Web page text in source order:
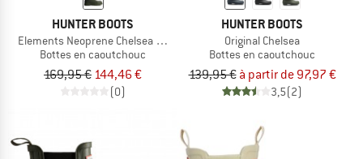
HUNTER BOOTS
Elements Neoprene Chelsea Boot
Bottes en caoutchouc
169,95 € 144,46 €
(0)
HUNTER BOOTS
Original Chelsea
Bottes en caoutchouc
139,95 € à partir de 97,97 €
3,5(2)